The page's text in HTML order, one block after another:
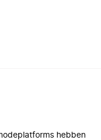
hebben